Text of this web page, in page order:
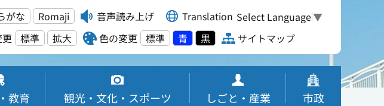
がな Romaji 音声読み上げ Translation Select Language▼
標準 拡大 色の変更 標準 青 黒 サイトマップ
教育 観光・文化・スポーツ しごと・産業 市政